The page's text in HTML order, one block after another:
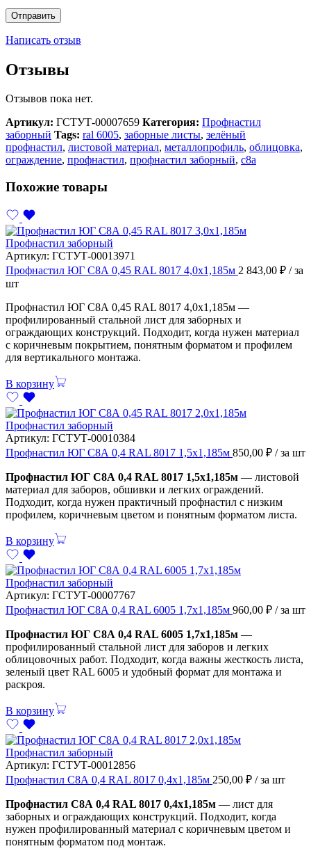
Написать отзыв
Отзывы
Отзывов пока нет.
Артикул: ГСТУТ-00007659 Категория: Профнастил
заборный Tags: ral 6005, заборные листы, зелёный
профнастил, листовой материал, металлопрофиль, облицовка,
ограждение, профнастил, профнастил заборный, с8а
Похожие товары
Профнастил заборный
Артикул: ГСТУТ-00013971
Профнастил ЮГ С8А 0,45 RAL 8017 4,0х1,185м 2 843,00 ₽ / за
шт
Профнастил ЮГ С8А 0,45 RAL 8017 4,0х1,185м —
профилированный стальной лист для заборных и
ограждающих конструкций. Подходит, когда нужен материал
с коричневым покрытием, понятным форматом и профилем
для вертикального монтажа.
В корзину
Профнастил заборный
Артикул: ГСТУТ-00010384
Профнастил ЮГ С8А 0,4 RAL 8017 1,5х1,185м 850,00 ₽ / за шт
Профнастил ЮГ С8А 0,4 RAL 8017 1,5х1,185м — листовой
материал для заборов, обшивки и легких ограждений.
Подходит, когда нужен практичный профнастил с низким
профилем, коричневым цветом и понятным форматом листа.
В корзину
Профнастил заборный
Артикул: ГСТУТ-00007767
Профнастил ЮГ С8А 0,4 RAL 6005 1,7х1,185м 960,00 ₽ / за шт
Профнастил ЮГ С8А 0,4 RAL 6005 1,7х1,185м —
профилированный стальной лист для заборов и легких
облицовочных работ. Подходит, когда важны жесткость листа,
зеленый цвет RAL 6005 и удобный формат для монтажа и
раскроя.
В корзину
Профнастил заборный
Артикул: ГСТУТ-00012856
Профнастил С8А 0,4 RAL 8017 0,4х1,185м 250,00 ₽ / за шт
Профнастил С8А 0,4 RAL 8017 0,4х1,185м — лист для
заборных и ограждающих конструкций. Подходит, когда
нужен профилированный материал с коричневым цветом и
понятным форматом под монтаж.